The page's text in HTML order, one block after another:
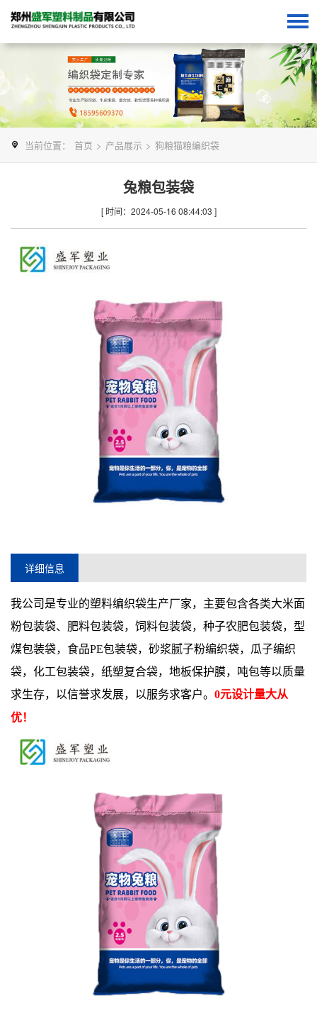
当前位置： 首页 > 产品展示 > 狗粮猫粮编织袋
兔粮包装袋
[ 时间：2024-05-16 08:44:03 ]
详细信息
我公司是专业的塑料编织袋生产厂家，主要包含各类大米面
粉包装袋、肥料包装袋，饲料包装袋，种子农肥包装袋，型
煤包装袋，食品PE包装袋，砂浆腻子粉编织袋，瓜子编织
袋，化工包装袋，纸塑复合袋，地板保护膜，吨包等以质量
求生存，以信誉求发展，以服务求客户。 0元设计量大从
优！